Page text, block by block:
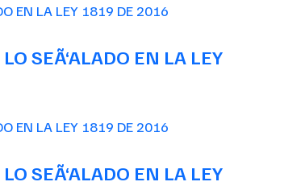
SEÃ‘ALADO EN LA LEY
SEÃ‘ALADO EN LA LEY